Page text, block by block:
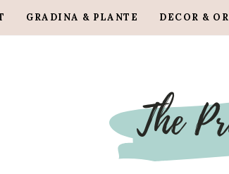
GRADINA & PLANTE DECOR &